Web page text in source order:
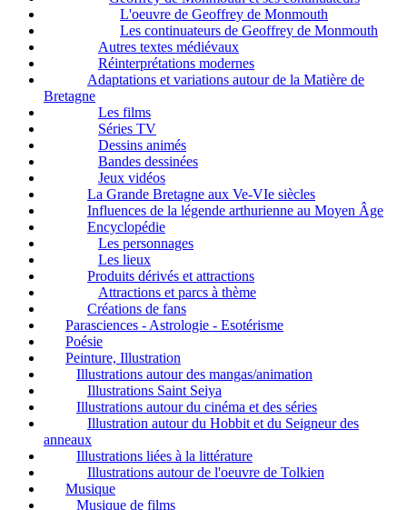
L'oeuvre de Geoffrey de Monmouth
Les continuateurs de Geoffrey de Monmouth
Autres textes médiévaux
Réinterprétations modernes
Adaptations et variations autour de la Matière de
Bretagne
Les films
Séries TV
Dessins animés
Bandes dessinées
Jeux vidéos
La Grande Bretagne aux Ve-VIe siècles
Influences de la légende arthurienne au Moyen Âge
Encyclopédie
Les personnages
Les lieux
Produits dérivés et attractions
Attractions et parcs à thème
Créations de fans
Parasciences - Astrologie - Esotérisme
Poésie
Peinture, Illustration
Illustrations autour des mangas/animation
Illustrations Saint Seiya
Illustrations autour du cinéma et des séries
Illustration autour du Hobbit et du Seigneur des
anneaux
Illustrations liées à la littérature
Illustrations autour de l'oeuvre de Tolkien
Musique
Musique de films